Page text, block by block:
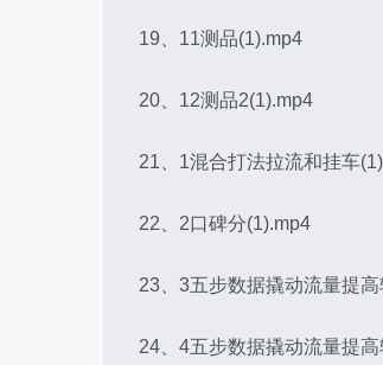
19、11测品(1).mp4
20、12测品2(1).mp4
21、1混合打法拉流和挂车
22、2口碑分(1).mp4
23、3五步数据撬动流量提
24、4五步数据撬动流量提